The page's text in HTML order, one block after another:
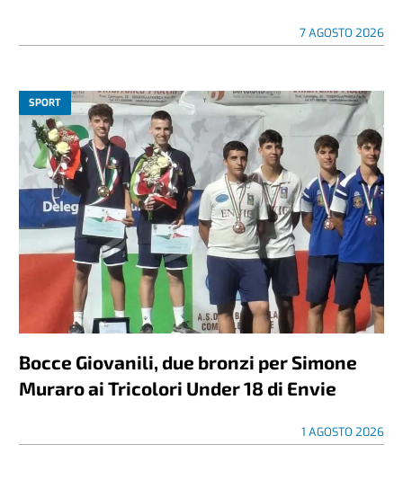
7 AGOSTO 2026
SPORT
Bocce Giovanili, due bronzi per Simone
Muraro ai Tricolori Under 18 di Envie
1 AGOSTO 2026